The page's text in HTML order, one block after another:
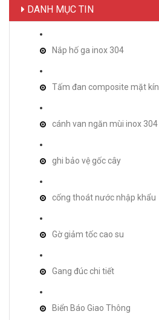
DANH MỤC TIN
Nắp hố ga inox 304
Tấm đan composite mặt kín
cánh van ngăn mùi inox 304
ghi bảo vệ gốc cây
cống thoát nước nhập khẩu
Gờ giảm tốc cao su
Gang đúc chi tiết
Biển Báo Giao Thông